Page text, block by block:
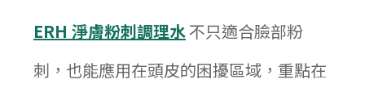
ERH 淨膚粉刺調理水不只適合臉部粉
刺，也能應用在頭皮的困擾區域，重點在